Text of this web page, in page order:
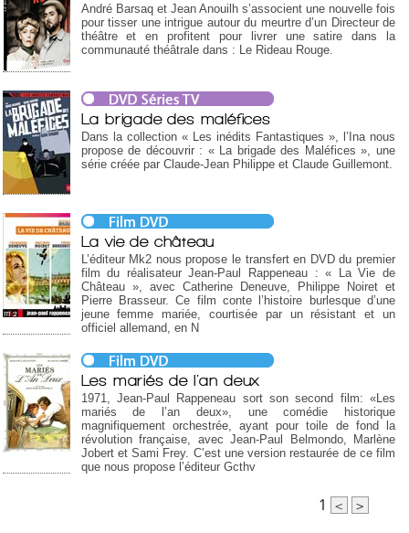
André Barsaq et Jean Anouilh s’associent une nouvelle fois
pour tisser une intrigue autour du meurtre d’un Directeur de
théâtre et en profitent pour livrer une satire dans la
communauté théâtrale dans : Le Rideau Rouge.
La brigade des maléfices
Dans la collection « Les inédits Fantastiques », l’Ina nous
propose de découvrir : « La brigade des Maléfices », une
série créée par Claude-Jean Philippe et Claude Guillemont.
La vie de château
L’éditeur Mk2 nous propose le transfert en DVD du premier
film du réalisateur Jean-Paul Rappeneau : « La Vie de
Château », avec Catherine Deneuve, Philippe Noiret et
Pierre Brasseur. Ce film conte l’histoire burlesque d’une
jeune femme mariée, courtisée par un résistant et un
officiel allemand, en N
Les mariés de l'an deux
1971, Jean-Paul Rappeneau sort son second film: «Les
mariés de l’an deux», une comédie historique
magnifiquement orchestrée, ayant pour toile de fond la
révolution française, avec Jean-Paul Belmondo, Marlène
Jobert et Sami Frey. C’est une version restaurée de ce film
que nous propose l’éditeur Gcthv
1 < >